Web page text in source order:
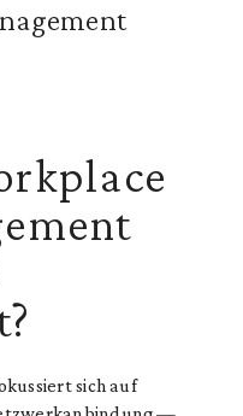
sich auf